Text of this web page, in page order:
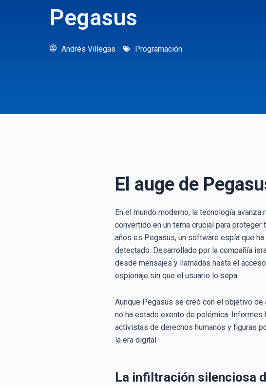
Pegasus
Andrés Villegas Programación
El auge de
En el mundo moderno, la tecnología
convertido en un tema crucial para
años es Pegasus, un software espía que
detectado. Desarrollado por la compañía
desde mensajes y llamadas hasta el
espionaje sin que el usuario lo sepa.
Aunque Pegasus se creó con el objetivo
no ha estado exento de polémica.
activistas de derechos humanos y figuras
la era digital.
La infiltración silenciosa